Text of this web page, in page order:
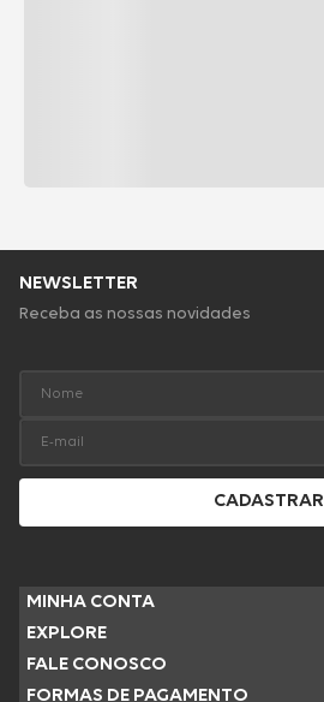
NEWSLETTER
Receba as nossas novidades
CADASTRAR
MINHA CONTA
EXPLORE
FALE CONOSCO
FORMAS DE PAGAMENTO